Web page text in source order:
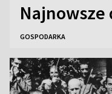
Najnowsze
GOSPODARKA